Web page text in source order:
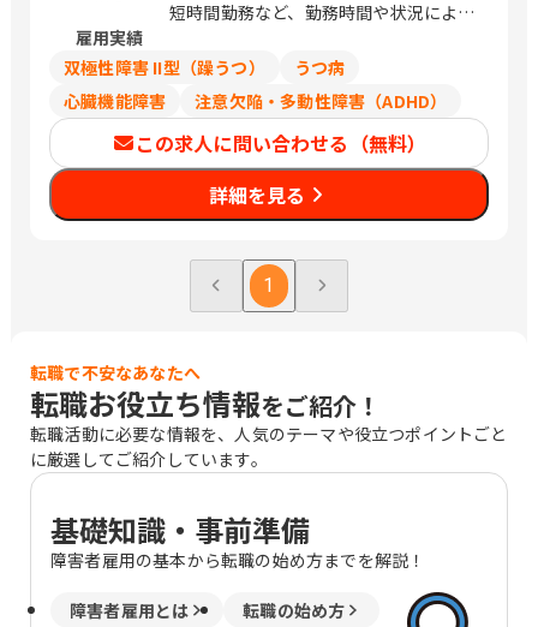
短時間勤務など、勤務時間や状況によっ
日給制の場合：13,700円/日
雇用実績
双極性障害 II型（躁うつ）
うつ病
心臓機能障害
注意欠陥・多動性障害（ADHD）
この求人に問い合わせる（無料）
詳細を見る
1
転職で不安なあなたへ
転職お役立ち情報をご紹介！
転職活動に必要な情報を、人気のテーマや役立つポイントごと
に厳選してご紹介しています。
基礎知識・事前準備
障害者雇用の基本から転職の始め方までを解説！
障害者雇用とは 転職の始め方